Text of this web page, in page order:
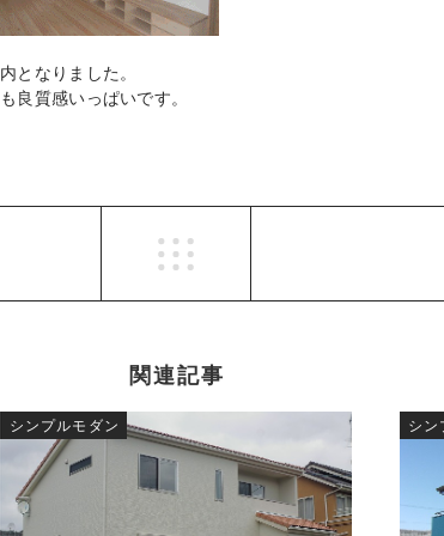
となりました。
良質感いっぱいです。
関連記事
シンプルモダン シン